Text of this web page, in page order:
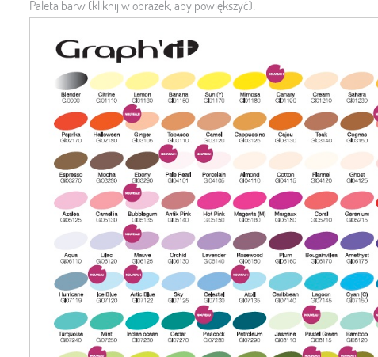
Paleta barw (kliknij w obrazek, aby powiększyć):